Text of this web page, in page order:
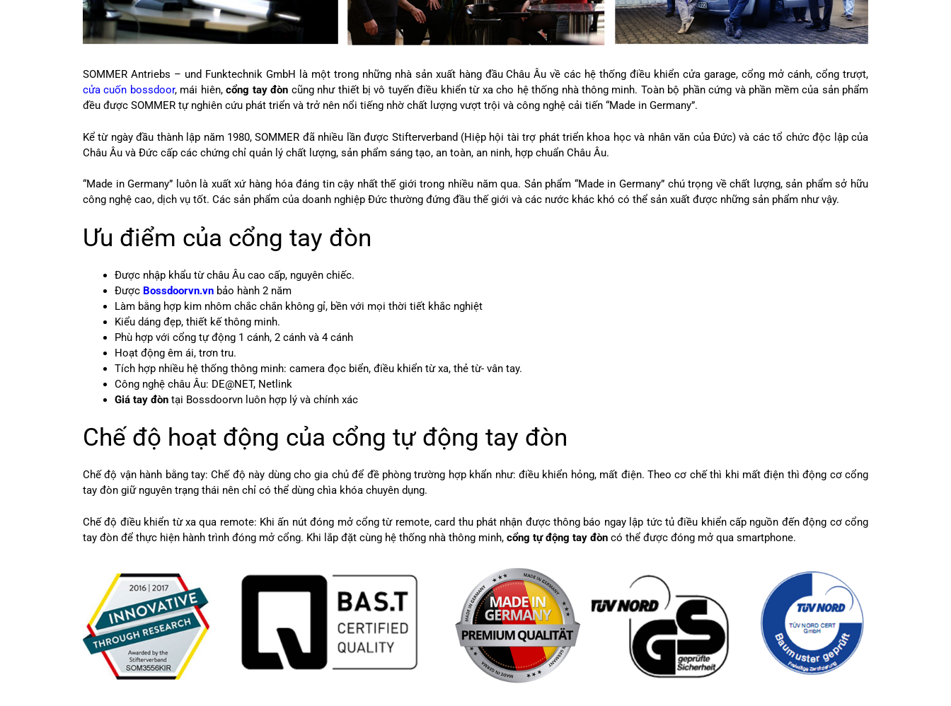
SOMMER Antriebs – und Funktechnik GmbH là một trong những nhà sản xuất hàng đầu Châu Âu về các hệ thống điều khiển cửa garage, cổng mở cánh, cổng trượt,
cửa cuốn bossdoor, mái hiên,cổng tay đòn cũng như thiết bị vô tuyến điều khiển từ xa cho hệ thống nhà thông minh. Toàn bộ phần cứng và phần mềm của sản phẩm
đều được SOMMER tự nghiên cứu phát triển và trở nên nổi tiếng nhờ chất lượng vượt trội và công nghệ cải tiến “Made in Germany”.
Kể từ ngày đầu thành lập năm 1980, SOMMER đã nhiều lần được Stifterverband (Hiệp hội tài trợ phát triển khoa học và nhân văn của Đức) và các tổ chức độc lập của
Châu Âu và Đức cấp các chứng chỉ quản lý chất lượng, sản phẩm sáng tạo, an toàn, an ninh, hợp chuẩn Châu Âu.
“Made in Germany” luôn là xuất xứ hàng hóa đáng tin cậy nhất thế giới trong nhiều năm qua. Sản phẩm “Made in Germany” chú trọng về chất lượng, sản phẩm sở hữu
công nghệ cao, dịch vụ tốt. Các sản phẩm của doanh nghiệp Đức thường đứng đầu thế giới và các nước khác khó có thể sản xuất được những sản phẩm như vậy.
Ưu điểm của cổng tay đòn
Được nhập khẩu từ châu Âu cao cấp, nguyên chiếc.
Được Bossdoorvn.vn bảo hành 2 năm
Làm bằng hợp kim nhôm chắc chắn không gỉ, bền với mọi thời tiết khắc nghiệt
Kiểu dáng đẹp, thiết kế thông minh.
Phù hợp với cổng tự động 1 cánh, 2 cánh và 4 cánh
Hoạt động êm ái, trơn tru.
Tích hợp nhiều hệ thống thông minh: camera đọc biển, điều khiển từ xa, thẻ từ- vân tay.
Công nghệ châu Âu: DE@NET, Netlink
Giá tay đòn tại Bossdoorvn luôn hợp lý và chính xác
Chế độ hoạt động của cổng tự động tay đòn
Chế độ vận hành bằng tay: Chế độ này dùng cho gia chủ để đề phòng trường hợp khẩn như: điều khiển hỏng, mất điện. Theo cơ chế thì khi mất điện thì động cơ cổng
tay đòn giữ nguyên trạng thái nên chỉ có thể dùng chìa khóa chuyên dụng.
Chế độ điều khiển từ xa qua remote: Khi ấn nút đóng mở cổng từ remote, card thu phát nhận được thông báo ngay lập tức tủ điều khiển cấp nguồn đến động cơ cổng
tay đòn để thực hiện hành trình đóng mở cổng. Khi lắp đặt cùng hệ thống nhà thông minh, cổng tự động tay đòn có thể được đóng mở qua smartphone.